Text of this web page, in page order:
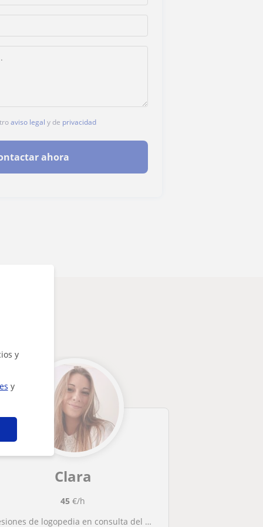
y
y
aviso legal y de privacidad
ahora
Clara
45 €/h
de logopedia en consulta del profesional y a domicilio